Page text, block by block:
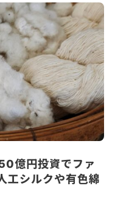
億円投資でファ
工シルクや有色綿